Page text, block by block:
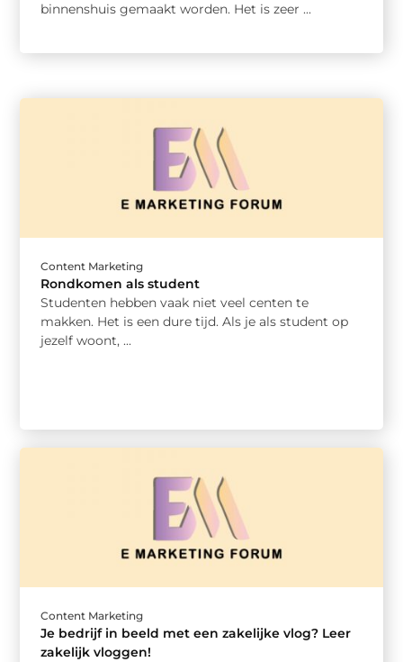
binnenshuis gemaakt worden. Het is zeer ...
Content Marketing
Rondkomen als student
Studenten hebben vaak niet veel centen te
makken. Het is een dure tijd. Als je als student op
jezelf woont, ...
Content Marketing
Je bedrijf in beeld met een zakelijke vlog? Leer
zakelijk vloggen!